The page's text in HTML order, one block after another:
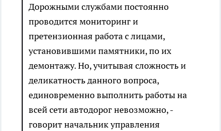
Дорожными службами постоянно
проводится мониторинг и
претензионная работа с лицами,
установившими памятники, по их
демонтажу. Но, учитывая сложность и
деликатность данного вопроса,
единовременно выполнить работы на
всей сети автодорог невозможно, -
говорит начальник управления